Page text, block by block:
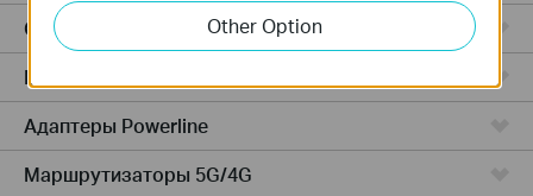
Серия Fusion
Маршрутизаторы ADSL/VDSL
Адаптеры Powerline
Маршрутизаторы 5G/4G
Other Option